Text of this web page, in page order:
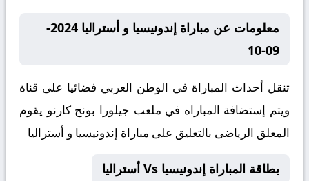
معلومات عن مباراة إندونيسيا و أستراليا 2024-
09-10
تنقل أحداث المباراة في الوطن العربي فضائيا على قناة
ويتم إستضافة المباراه في ملعب جيلورا بونج كارنو يقوم
المعلق الرياضى بالتعليق على مباراة إندونيسيا و أستراليا
بطاقة المباراة إندونيسيا Vs أستراليا